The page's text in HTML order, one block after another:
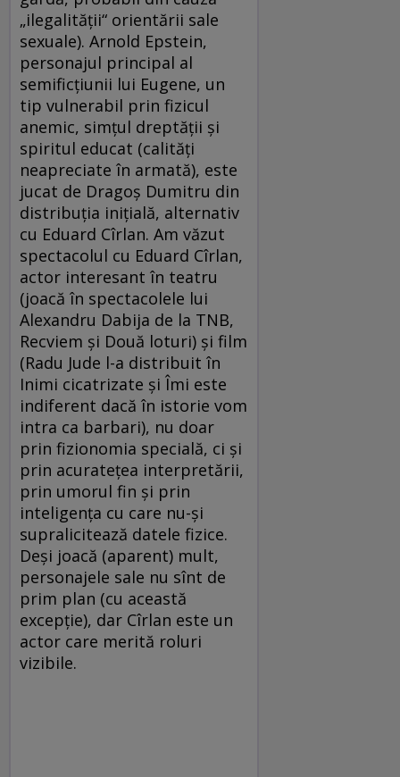
„ilegalităţii“ orientării sale
sexuale). Arnold Epstein,
personajul principal al
semificţiunii lui Eugene, un
tip vulnerabil prin fizicul
anemic, simţul dreptăţii şi
spiritul educat (calităţi
neapreciate în armată), este
jucat de Dragoş Dumitru din
distribuţia iniţială, alternativ
cu Eduard Cîrlan. Am văzut
spectacolul cu Eduard Cîrlan,
actor interesant în teatru
(joacă în spectacolele lui
Alexandru Dabija de la TNB,
Recviem şi Două loturi) şi film
(Radu Jude l-a distribuit în
Inimi cicatrizate şi Îmi este
indiferent dacă în istorie vom
intra ca barbari), nu doar
prin fizionomia specială, ci şi
prin acurateţea interpretării,
prin umorul fin şi prin
inteligenţa cu care nu-şi
supralicitează datele fizice.
Deşi joacă (aparent) mult,
personajele sale nu sînt de
prim plan (cu această
excepţie), dar Cîrlan este un
actor care merită roluri
vizibile.